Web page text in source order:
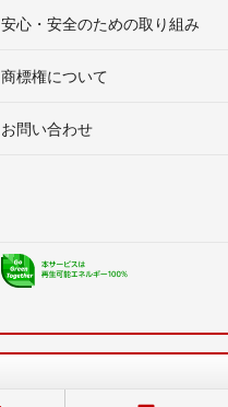
安心・安全のための取り組み
商標権について
お問い合わせ